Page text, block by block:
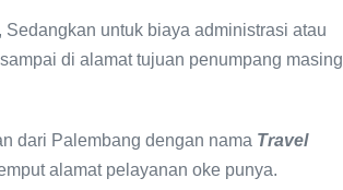
untuk biaya administrasi atau
di alamat tujuan penumpang masing
dari Palembang dengan nama Travel
alamat pelayanan oke punya.